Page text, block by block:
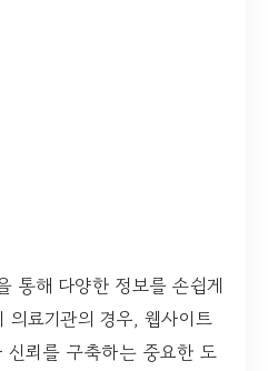
통해 다양한 정보를 손쉽게
의료기관의 경우, 웹사이트
신뢰를 구축하는 중요한 도